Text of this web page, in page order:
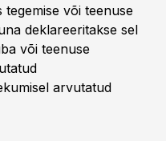
tegemise või teenuse
deklareeritakse sel
või teenuse
arvutatud